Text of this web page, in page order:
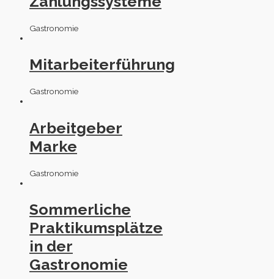
Gastronomie
Mitarbeiterführung
Gastronomie
Arbeitgeber
Marke
Gastronomie
Sommerliche
Praktikumsplätze
in der
Gastronomie